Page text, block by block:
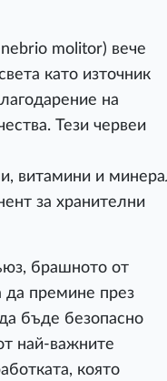
molitor) вече
като източник
на
Тези червеи
витамини и
за хранителни
брашното от
премине през
бъде безопасно
най-важните
която